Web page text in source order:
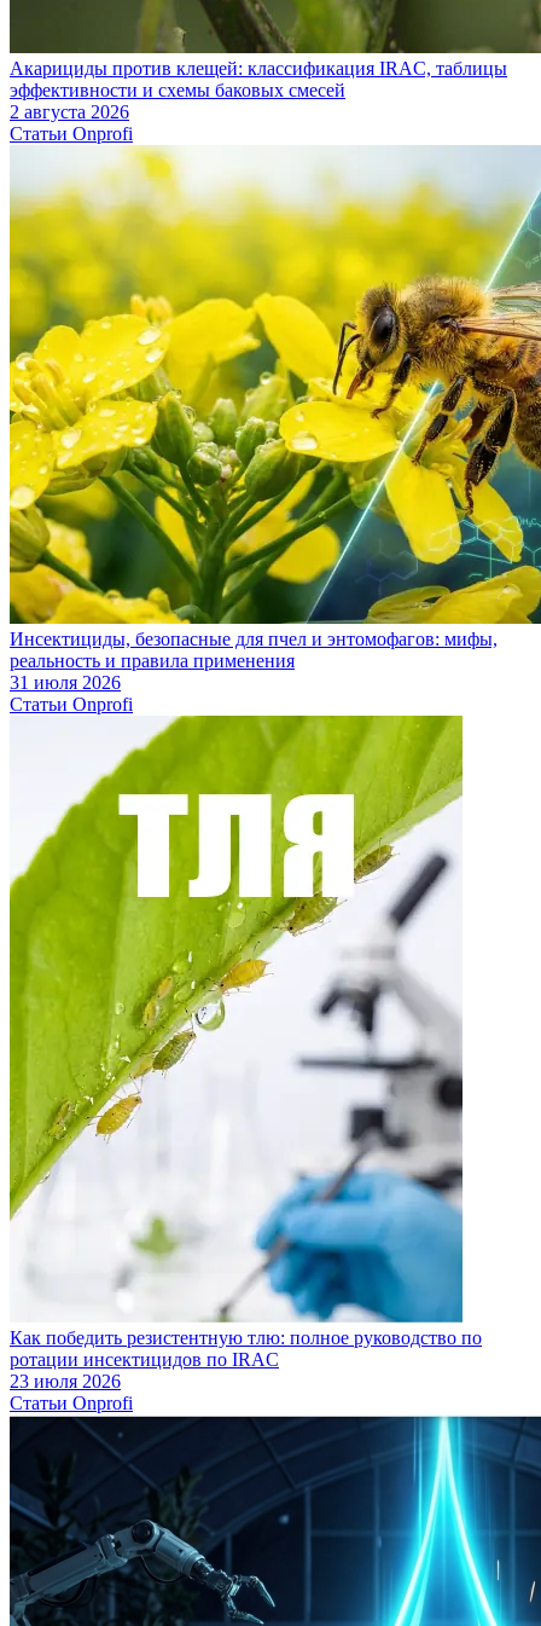
Акарициды против клещей: классификация IRAC, таблицы
эффективности и схемы баковых смесей
2 августа 2026
Статьи Onprofi
Инсектициды, безопасные для пчел и энтомофагов: мифы,
реальность и правила применения
31 июля 2026
Статьи Onprofi
Как победить резистентную тлю: полное руководство по
ротации инсектицидов по IRAC
23 июля 2026
Статьи Onprofi